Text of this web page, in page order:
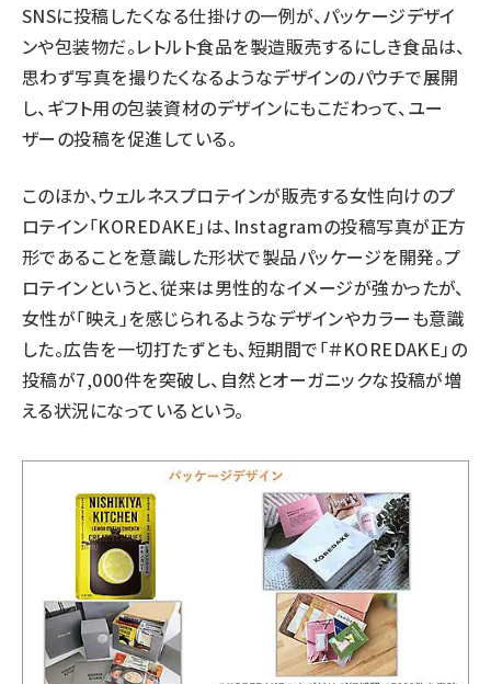
SNSに投稿したくなる仕掛けの一例が、パッケージデザイ
ンや包装物だ。レトルト食品を製造販売するにしき食品は、
思わず写真を撮りたくなるようなデザインのパウチで展開
し、ギフト用の包装資材のデザインにもこだわって、ユー
ザーの投稿を促進している。
このほか、ウェルネスプロテインが販売する女性向けのプ
ロテイン「KOREDAKE」は、Instagramの投稿写真が正方
形であることを意識した形状で製品パッケージを開発。プ
ロテインというと、従来は男性的なイメージが強かったが、
女性が「映え」を感じられるようなデザインやカラーも意識
した。広告を一切打たずとも、短期間で「＃KOREDAKE」の
投稿が7,000件を突破し、自然とオーガニックな投稿が増
える状況になっているという。